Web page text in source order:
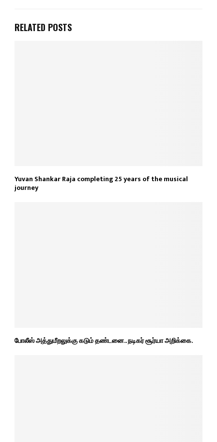
RELATED POSTS
Yuvan Shankar Raja completing 25 years of the musical
journey
போலீஸ் அத்துமீறலுக்கு கடும் தண்டனை.. நடிகர் சூர்யா அறிக்கை.